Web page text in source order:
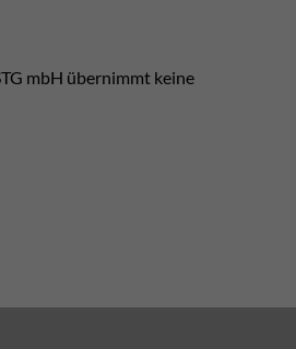
mbH übernimmt keine